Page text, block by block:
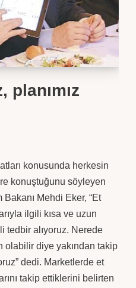
planımız
konusunda herkesin
konuştuğunu söyleyen
Bakanı Mehdi Eker, “Et
ilgili kısa ve uzun
tedbir alıyoruz. Nerede
olabilir diye yakından takip
dedi. Marketlerde et
takip ettiklerini belirten